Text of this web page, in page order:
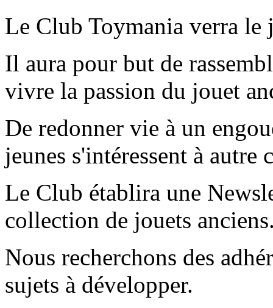
Le Club Toymania verra le
Il aura pour but de
vivre la passion du jouet
De redonner vie à un
jeunes s'intéressent à autre
Le Club établira une
collection de jouets
Nous recherchons des
sujets à développer.